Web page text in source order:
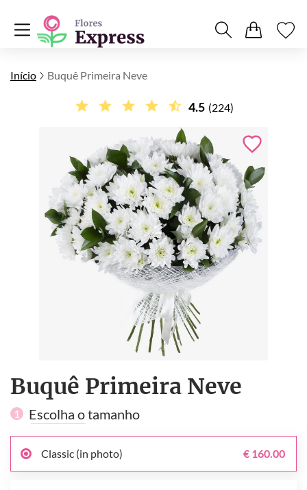
Início Buquê Primeira Neve
4.5 (224)
Buquê Primeira Neve
1 Escolha o tamanho
Classic (in photo) € 160.00